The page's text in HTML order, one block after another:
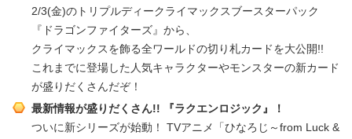
2/3(金)のトリプルディークライマックスブースターパック
『ドラゴンファイターズ』から、
クライマックスを飾る全ワールドの切り札カードを大公開!!
これまでに登場した人気キャラクターやモンスターの新カード
が盛りだくさんだぞ！
最新情報が盛りだくさん!! 『ラクエンロジック』！
ついに新シリーズが始動！ TVアニメ「ひなろじ～from Luck &